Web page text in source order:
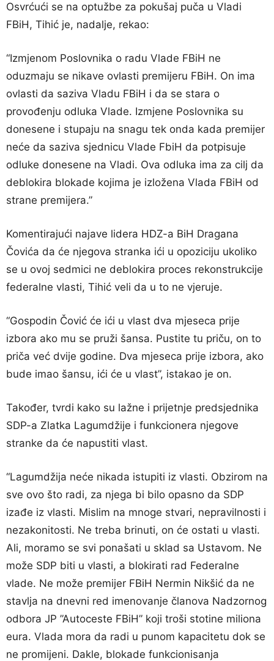
Osvrćući se na optužbe za pokušaj puča u Vladi
FBiH, Tihić je, nadalje, rekao:
“Izmjenom Poslovnika o radu Vlade FBiH ne
oduzmaju se nikave ovlasti premijeru FBiH. On ima
ovlasti da saziva Vladu FBiH i da se stara o
provođenju odluka Vlade. Izmjene Poslovnika su
donesene i stupaju na snagu tek onda kada premijer
neće da saziva sjednicu Vlade FbiH da potpisuje
odluke donesene na Vladi. Ova odluka ima za cilj da
deblokira blokade kojima je izložena Vlada FBiH od
strane premijera.”
Komentirajući najave lidera HDZ-a BiH Dragana
Čovića da će njegova stranka ići u opoziciju ukoliko
se u ovoj sedmici ne deblokira proces rekonstrukcije
federalne vlasti, Tihić veli da u to ne vjeruje.
“Gospodin Čović će ići u vlast dva mjeseca prije
izbora ako mu se pruži šansa. Pustite tu priču, on to
priča već dvije godine. Dva mjeseca prije izbora, ako
bude imao šansu, ići će u vlast”, istakao je on.
Također, tvrdi kako su lažne i prijetnje predsjednika
SDP-a Zlatka Lagumdžije i funkcionera njegove
stranke da će napustiti vlast.
“Lagumdžija neće nikada istupiti iz vlasti. Obzirom na
sve ovo što radi, za njega bi bilo opasno da SDP
izađe iz vlasti. Mislim na mnoge stvari, nepravilnosti i
nezakonitosti. Ne treba brinuti, on će ostati u vlasti.
Ali, moramo se svi ponašati u sklad sa Ustavom. Ne
može SDP biti u vlasti, a blokirati rad Federalne
vlade. Ne može premijer FBiH Nermin Nikšić da ne
stavlja na dnevni red imenovanje članova Nadzornog
odbora JP ”Autoceste FBiH” koji troši stotine miliona
eura. Vlada mora da radi u punom kapacitetu dok se
ne promijeni. Dakle, blokade funkcionisanja